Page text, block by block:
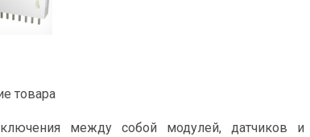
товара
между собой модулей, датчиков и